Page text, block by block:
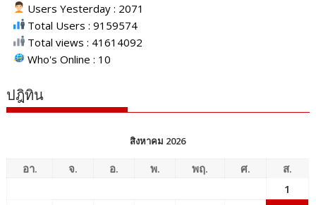
Users Yesterday : 2071
Total Users : 9159574
Total views : 41614092
Who's Online : 10
ปฎิทิน
สิงหาคม 2026
อา. จ. อ. พ. พฤ. ศ.
ส.
1